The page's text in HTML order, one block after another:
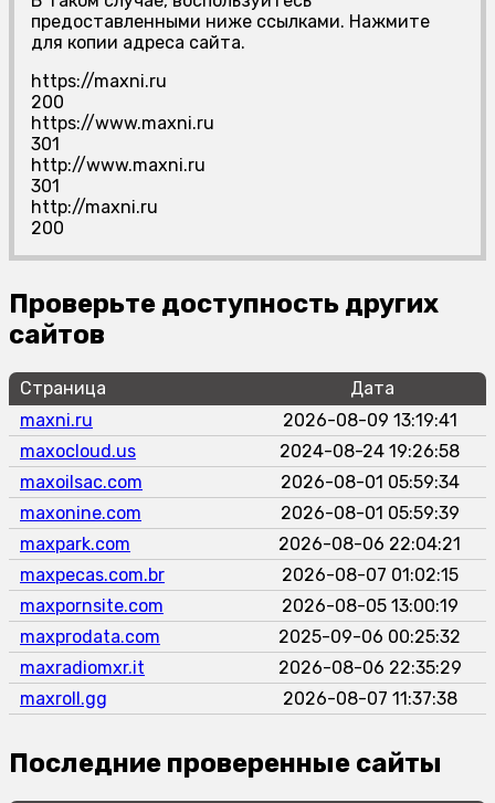
предоставленными ниже ссылками. Нажмите
для копии адреса сайта.
https://maxni.ru
200
https://www.maxni.ru
301
http://www.maxni.ru
301
http://maxni.ru
200
Проверьте доступность других
сайтов
Страница
Дата
maxni.ru
2026-08-09 13:19:41
maxocloud.us
2024-08-24 19:26:58
maxoilsac.com
2026-08-01 05:59:34
maxonine.com
2026-08-01 05:59:39
maxpark.com
2026-08-06 22:04:21
maxpecas.com.br
2026-08-07 01:02:15
maxpornsite.com
2026-08-05 13:00:19
maxprodata.com
2025-09-06 00:25:32
maxradiomxr.it
2026-08-06 22:35:29
maxroll.gg
2026-08-07 11:37:38
Последние проверенные сайты